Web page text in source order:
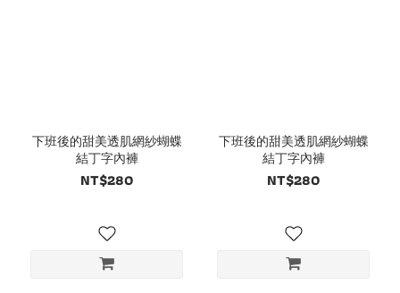
下班後的甜美透肌網紗蝴蝶
結丁字內褲
NT$280
下班後的甜美透肌網紗蝴蝶
結丁字內褲
NT$280